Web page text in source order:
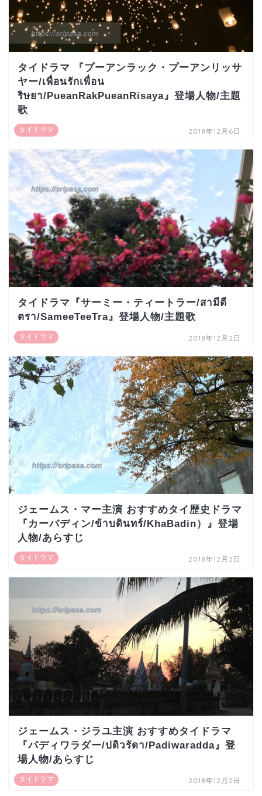
タイドラマ
タイドラマ 『プーアンラック・プーアンリッサ
ヤー/เพื่อนรักเพื่อน
ริษยา/PueanRakPueanRisaya』登場人物/主題
歌
2018年12月6日
タイドラマ
タイドラマ『サーミー・ティートラー/สามีตี
ตรา/SameeTeeTra』登場人物/主題歌
2018年12月2日
タイドラマ
ジェームス・マー主演 おすすめタイ歴史ドラマ
『カーバディン/ข้าบดินทร์/KhaBadin）』登場
人物/あらすじ
2018年12月2日
タイドラマ
ジェームス・ジラユ主演 おすすめタイドラマ
『パディワラダー/ปดิวรัดา/Padiwaradda』登
場人物/あらすじ
2018年12月2日